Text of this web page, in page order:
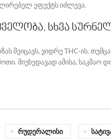
ეფექტს იძლევა.
სხვა
შეიცავს, ვიდრე THC-ის.
მიუხედავად ამისა, საკმაო
Რუდერალისი